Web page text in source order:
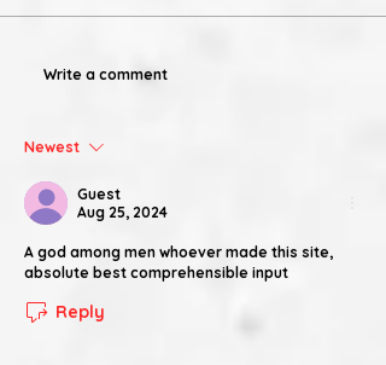
Write a comment
Newest
Guest
Aug 25, 2024
A god among men whoever made this site,
absolute best comprehensible input
Reply